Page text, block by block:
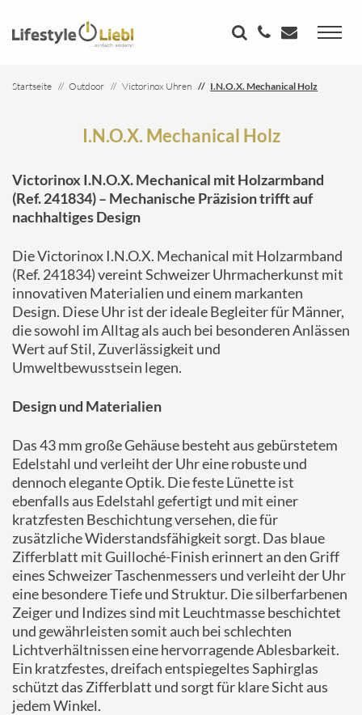
Startseite Outdoor Victorinox Uhren I.N.O.X. Mechanical Holz
I.N.O.X. Mechanical Holz
Victorinox I.N.O.X. Mechanical mit Holzarmband
(Ref. 241834) – Mechanische Präzision trifft auf
nachhaltiges Design
Die Victorinox I.N.O.X. Mechanical mit Holzarmband
(Ref. 241834) vereint Schweizer Uhrmacherkunst mit
innovativen Materialien und einem markanten
Design. Diese Uhr ist der ideale Begleiter für Männer,
die sowohl im Alltag als auch bei besonderen Anlässen
Wert auf Stil, Zuverlässigkeit und
Umweltbewusstsein legen.
Design und Materialien
Das 43 mm große Gehäuse besteht aus gebürstetem
Edelstahl und verleiht der Uhr eine robuste und
dennoch elegante Optik. Die feste Lünette ist
ebenfalls aus Edelstahl gefertigt und mit einer
kratzfesten Beschichtung versehen, die für
zusätzliche Widerstandsfähigkeit sorgt. Das blaue
Zifferblatt mit Guilloché-Finish erinnert an den Griff
eines Schweizer Taschenmessers und verleiht der Uhr
eine besondere Tiefe und Struktur. Die silberfarbenen
Zeiger und Indizes sind mit Leuchtmasse beschichtet
und gewährleisten somit auch bei schlechten
Lichtverhältnissen eine hervorragende Ablesbarkeit.
Ein kratzfestes, dreifach entspiegeltes Saphirglas
schützt das Zifferblatt und sorgt für klare Sicht aus
jedem Winkel.